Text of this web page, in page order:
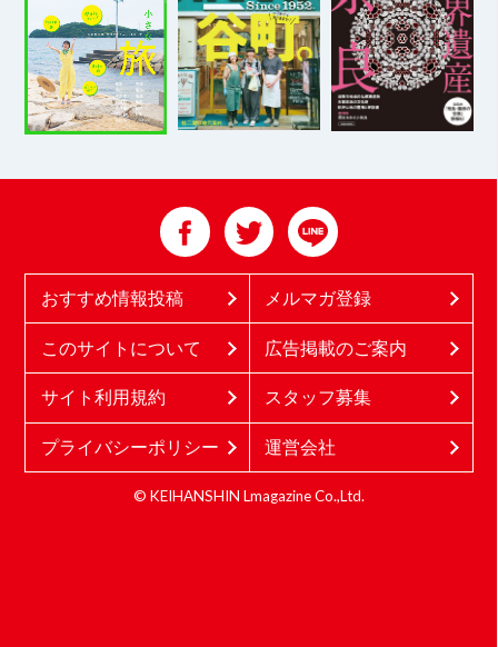
おすすめ情報投稿 メルマガ登録
このサイトについて 広告掲載のご案内
サイト利用規約 スタッフ募集
プライバシーポリシー 運営会社
© KEIHANSHIN Lmagazine Co.,Ltd.